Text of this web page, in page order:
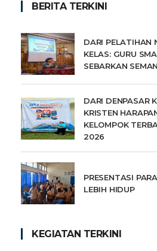
BERITA TERKINI
DARI PELATIHAN
KELAS: GURU
SEBARKAN
DARI DENPASAR
KRISTEN
KELOMPOK
2026
PRESENTASI
LEBIH HIDUP
KEGIATAN TERKINI